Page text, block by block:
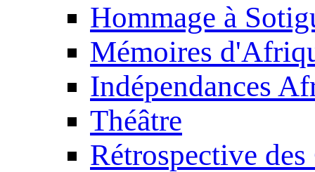
Hommage à
Mémoires
Indépendances
Théâtre
Rétrospective